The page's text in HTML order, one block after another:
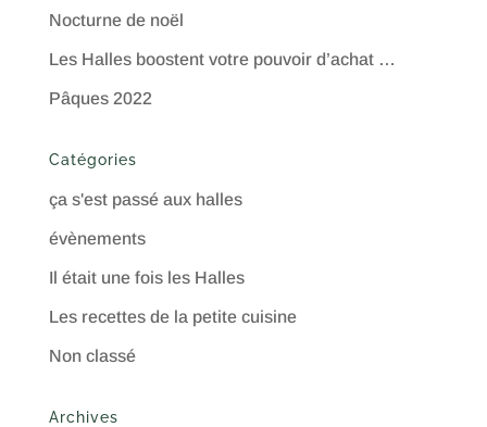
Nocturne de noël
Les Halles boostent votre pouvoir d’achat …
Pâques 2022
Catégories
ça s'est passé aux halles
évènements
Il était une fois les Halles
Les recettes de la petite cuisine
Non classé
Archives